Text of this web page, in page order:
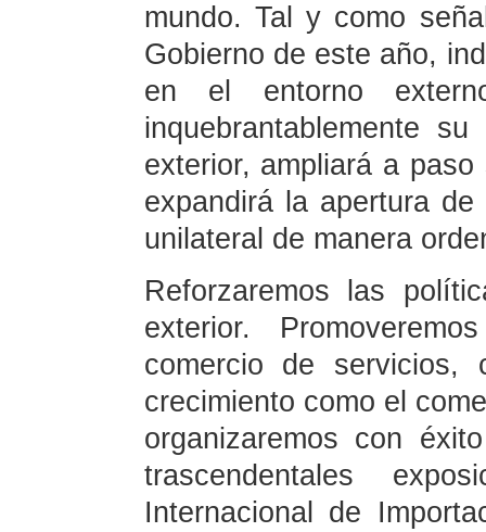
mundo. Tal y como
Gobierno de este año,
en el entorno
inquebrantablemente
exterior, ampliará a
expandirá la apertura
unilateral de manera
Reforzaremos las
exterior.
comercio de servicios,
crecimiento como el
organizaremos con
trascendentales
Internacional de